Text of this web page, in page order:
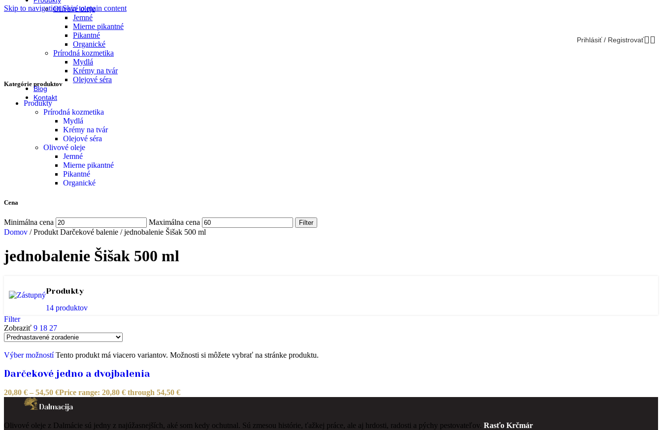
Skip to navigationSkip to main content
Olivové oleje
Jemné
Mierne pikantné
Pikantné
Organické
Prírodná kozmetika
Mydlá
Krémy na tvár
Olejové séra
Blog
Kontakt
Prihlásiť / Registrovať
Kategórie produktov
Produkty
Prírodná kozmetika
Mydlá
Krémy na tvár
Olejové séra
Olivové oleje
Jemné
Mierne pikantné
Pikantné
Organické
Cena
Minimálna cena Maximálna cena Filter
Domov / Produkt Darčekové balenie / jednobalenie Šišak 500 ml
jednobalenie Šišak 500 ml
Produkty
14 produktov
Filter
Zobraziť 9 18 27
Výber možností Tento produkt má viacero variantov. Možnosti si môžete vybrať na stránke produktu.
Darčekové jedno a dvojbalenia
20,80 € – 54,50 €Price range: 20,80 € through 54,50 €
Olivové oleje z Dalmácie sú jedny z najúžasnejších, aké som kedy ochutnal. Sú zmesou histórie, ťažkej práce, ale aj hrdosti, radosti a pýchy pestovateľov. Rasťo Krčmár